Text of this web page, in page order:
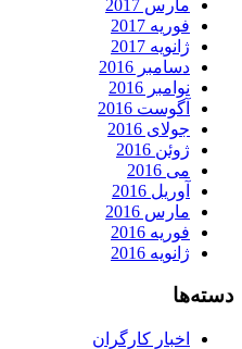
مارس 2017
فوریه 2017
ژانویه 2017
دسامبر 2016
نوامبر 2016
آگوست 2016
جولای 2016
ژوئن 2016
می 2016
آوریل 2016
مارس 2016
فوریه 2016
ژانویه 2016
دسته‌ها
اخبار کارگران